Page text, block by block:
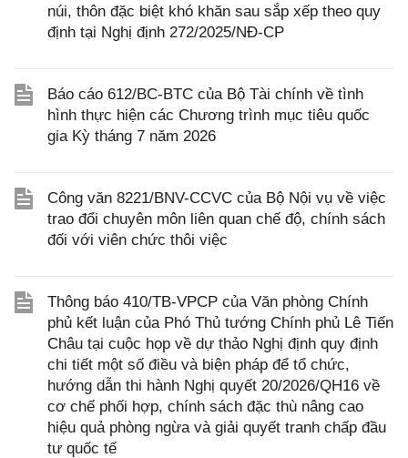
núi, thôn đặc biệt khó khăn sau sắp xếp theo quy
định tại Nghị định 272/2025/NĐ-CP
Báo cáo 612/BC-BTC của Bộ Tài chính về tình
hình thực hiện các Chương trình mục tiêu quốc
gia Kỳ tháng 7 năm 2026
Công văn 8221/BNV-CCVC của Bộ Nội vụ về việc
trao đổi chuyên môn liên quan chế độ, chính sách
đối với viên chức thôi việc
Thông báo 410/TB-VPCP của Văn phòng Chính
phủ kết luận của Phó Thủ tướng Chính phủ Lê Tiến
Châu tại cuộc họp về dự thảo Nghị định quy định
chi tiết một số điều và biện pháp để tổ chức,
hướng dẫn thi hành Nghị quyết 20/2026/QH16 về
cơ chế phối hợp, chính sách đặc thù nâng cao
hiệu quả phòng ngừa và giải quyết tranh chấp đầu
tư quốc tế